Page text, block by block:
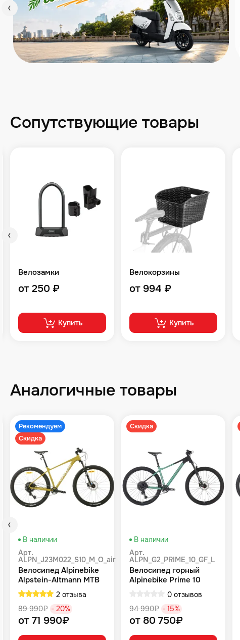
Сопутствующие товары
Велозамки
от 250 ₽
Купить
Велокорзины
от 994 ₽
Купить
Аналогичные товары
Рекомендуем
Скидка
В наличии
Арт.
ALPN_J23M022_S10_M_O_air
Велосипед Alpinebike
Alpstein-Altmann MTB
10 air цвет оливковый
2 отзыва
89 990₽ - 20%
от 71 990₽
Скидка
В наличии
Арт.
ALPN_G2_PRIME_10_GF_L
Велосипед горный
Alpinebike Prime 10
туманный зеленый
0 отзывов
94 990₽ - 15%
от 80 750₽